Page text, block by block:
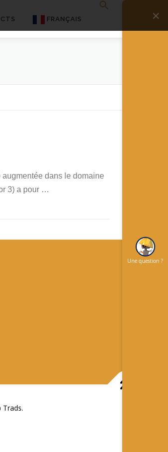
FRANÇAIS
dans le domaine
3) a pour …
Trads.
Une question ?